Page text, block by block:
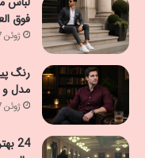
فوق
ژوئن 7, 2026
مدل و
ژوئن 7, 2026